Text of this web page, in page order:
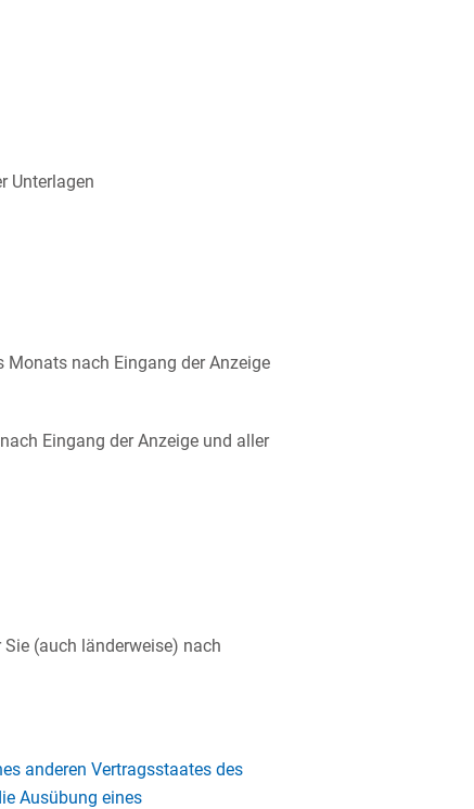
Unterlagen
Monats nach Eingang der Anzeige
Eingang der Anzeige und aller
Sie (auch länderweise) nach
anderen Vertragsstaates des
Ausübung eines